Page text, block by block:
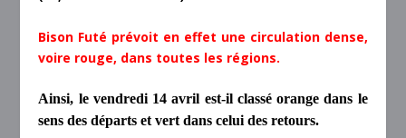
Bison Futé prévoit en effet une circulation dense,
voire rouge, dans toutes les régions.
Ainsi, le vendredi 14 avril est-il classé orange dans le
sens des départs et vert dans celui des retours.